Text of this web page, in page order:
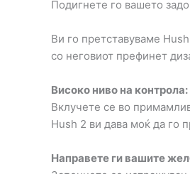
Подигнете го вашето
Ви го претставуваме
со неговиот префинет
Високо ниво на контрола:
Вклучете се во
Hush 2 ви дава моќ да го
Направете ги вашите